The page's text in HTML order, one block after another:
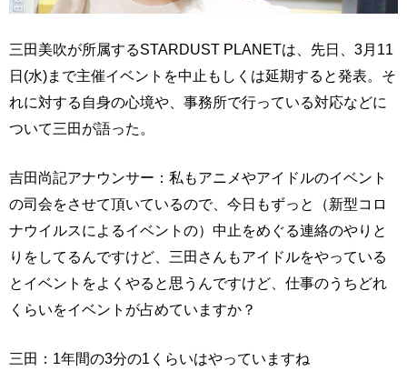
三田美吹が所属するSTARDUST PLANETは、先日、3月11
日(水)まで主催イベントを中止もしくは延期すると発表。そ
れに対する自身の心境や、事務所で行っている対応などに
ついて三田が語った。
吉田尚記アナウンサー：私もアニメやアイドルのイベント
の司会をさせて頂いているので、今日もずっと（新型コロ
ナウイルスによるイベントの）中止をめぐる連絡のやりと
りをしてるんですけど、三田さんもアイドルをやっている
とイベントをよくやると思うんですけど、仕事のうちどれ
くらいをイベントが占めていますか？
三田：1年間の3分の1くらいはやっていますね